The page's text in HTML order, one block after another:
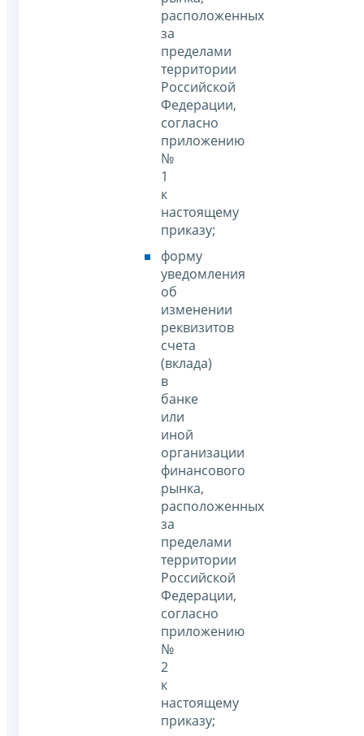
расположенных
за
пределами
территории
Российской
Федерации,
согласно
приложению
№
1
к
настоящему
приказу;
форму
уведомления
об
изменении
реквизитов
счета
(вклада)
в
банке
или
иной
организации
финансового
рынка,
расположенных
за
пределами
территории
Российской
Федерации,
согласно
приложению
№
2
к
настоящему
приказу;